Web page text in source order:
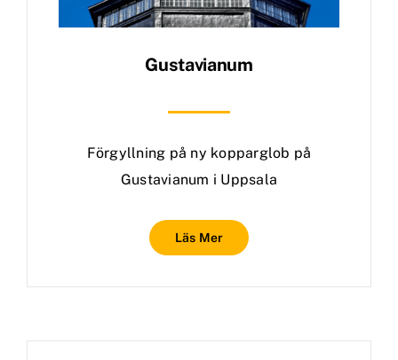
Gustavianum
Förgyllning på ny kopparglob på
Gustavianum i Uppsala
Läs Mer